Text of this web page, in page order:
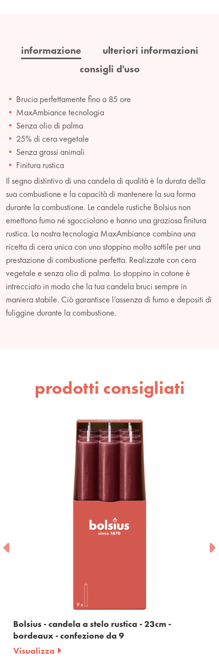
informazione
ulteriori informazioni
consigli d'uso
Brucia perfettamente fino a 85 ore
MaxAmbiance tecnologia
Senza olio di palma
25% di cera vegetale
Senza grassi animali
Finitura rustica
Il segno distintivo di una candela di qualità è la durata della
sua combustione e la capacità di mantenere la sua forma
durante la combustione. Le candele rustiche Bolsius non
emettono fumo né sgocciolano e hanno una graziosa finitura
rustica. La nostra tecnologia MaxAmbiance combina una
ricetta di cera unica con uno stoppino molto sottile per una
prestazione di combustione perfetta. Realizzate con cera
vegetale e senza olio di palma. Lo stoppino in cotone è
intrecciato in modo che la tua candela bruci sempre in
maniera stabile. Ciò garantisce l’assenza di fumo e depositi di
fuliggine durante la combustione.
prodotti consigliati
Bolsius - candela a stelo rustica - 23cm -
bordeaux - confezione da 9
Visualizza